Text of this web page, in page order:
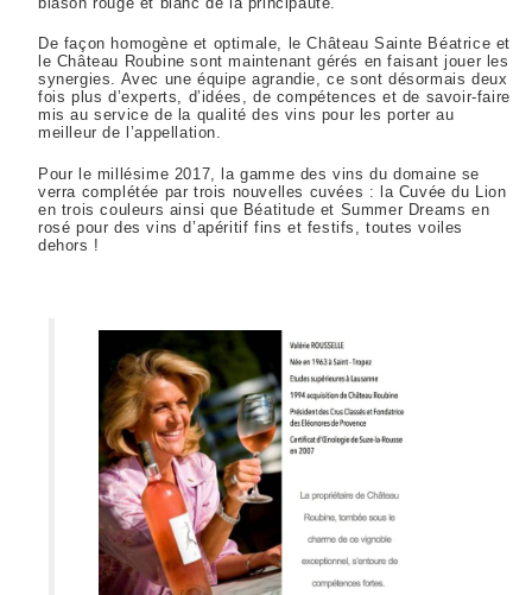
De façon homogène et optimale, le Château Sainte Béatrice et
le Château Roubine sont maintenant gérés en faisant jouer les
synergies. Avec une équipe agrandie, ce sont désormais deux
fois plus d’experts, d’idées, de compétences et de savoir-faire
mis au service de la qualité des vins pour les porter au
meilleur de l’appellation.
Pour le millésime 2017, la gamme des vins du domaine se
verra complétée par trois nouvelles cuvées : la Cuvée du Lion
en trois couleurs ainsi que Béatitude et Summer Dreams en
rosé pour des vins d’apéritif fins et festifs, toutes voiles
dehors !